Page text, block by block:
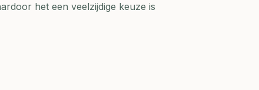
het een veelzijdige keuze is